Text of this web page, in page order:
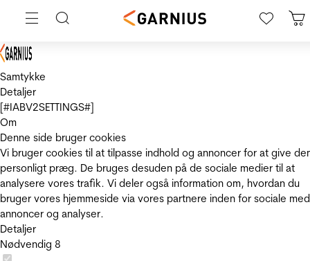
Samtykke
Detaljer
[#IABV2SETTINGS#]
Om
Denne side bruger cookies
Vi bruger cookies til at tilpasse indhold og annoncer for at give
personligt præg. De bruges desuden på de sociale medier til at
analysere vores trafik. Vi deler også information om, hvordan du
bruger vores hjemmeside via vores partnere inden for sociale
annoncer og analyser.
Detaljer
Nødvendig 8